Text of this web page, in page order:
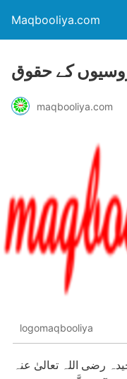
Maqbooliya.com
maqbooliya.com
logomaqbooliya
رضی اللہ تعالیٰ عنہ